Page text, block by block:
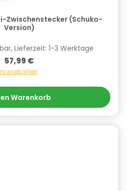
Zwischenstecker (Schuko-
Version)
Lieferzeit: 1-3 Werktage
Regulärer Preis:
57,99 €
Warenkorb